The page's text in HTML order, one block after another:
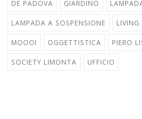
DE PADOVA GIARDINO
LAMPADA A SOSPENSIONE LIVING
MOOOI OGGETTISTICA PIERO
SOCIETY LIMONTA UFFICIO